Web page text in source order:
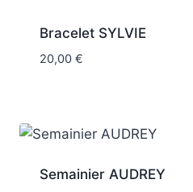
Bracelet SYLVIE
20,00 €
Semainier AUDREY